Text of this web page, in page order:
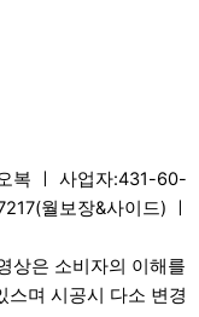
복 ㅣ 사업자:431-60-
월보장&사이드) ㅣ
상은 소비자의 이해를
스며 시공시 다소 변경